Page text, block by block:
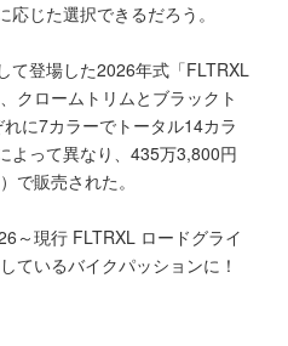
じた選択できるだろう。
て登場した2026年式「FLTRXL
クロームトリムとブラックト
に7カラーでトータル14カラ
よって異なり、435万3,800円
で販売された。
～現行 FLTRXL ロードグライ
ているバイクパッションに！